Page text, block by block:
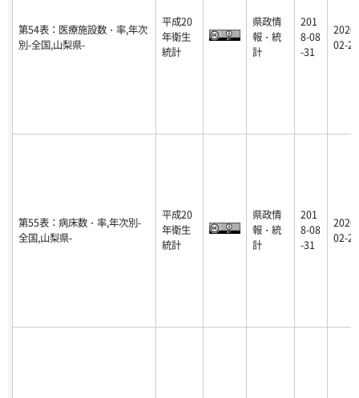
第54表：医療施設数・率,年次
別-全国,山梨県-
平成20
年衛生
統計
県政情
報・統
計
201
8-08
-31
2020-
02-25
第55表：病床数・率,年次別-
全国,山梨県-
平成20
年衛生
統計
県政情
報・統
計
201
8-08
-31
2020-
02-25